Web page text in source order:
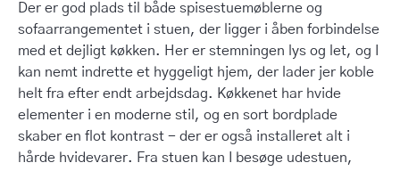
Der er god plads til både spisestuemøblerne og
sofaarrangementet i stuen, der ligger i åben forbindelse
med et dejligt køkken. Her er stemningen lys og let, og I
kan nemt indrette et hyggeligt hjem, der lader jer koble
helt fra efter endt arbejdsdag. Køkkenet har hvide
elementer i en moderne stil, og en sort bordplade
skaber en flot kontrast - der er også installeret alt i
hårde hvidevarer. Fra stuen kan I besøge udestuen,